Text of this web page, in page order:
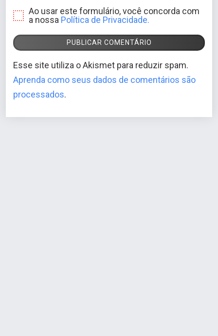
Ao usar este formulário, você concorda com
a nossa Política de Privacidade.
Esse site utiliza o Akismet para reduzir spam.
Aprenda como seus dados de comentários são
processados.